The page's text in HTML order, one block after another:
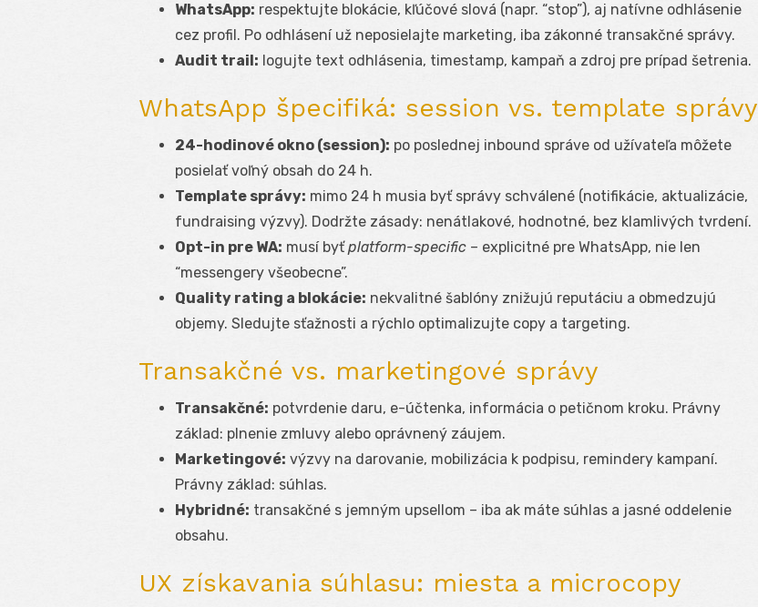
WhatsApp: respektujte blokácie, kľúčové slová (napr. “stop”), aj natívne odhlásenie
cez profil. Po odhlásení už neposielajte marketing, iba zákonné transakčné správy.
Audit trail: logujte text odhlásenia, timestamp, kampaň a zdroj pre prípad šetrenia.
WhatsApp špecifiká: session vs. template správy
24-hodinové okno (session): po poslednej inbound správe od užívateľa môžete
posielať voľný obsah do 24 h.
Template správy: mimo 24 h musia byť správy schválené (notifikácie, aktualizácie,
fundraising výzvy). Dodržte zásady: nenátlakové, hodnotné, bez klamlivých tvrdení.
Opt-in pre WA: musí byťplatform-specific – explicitné pre WhatsApp, nie len
“messengery všeobecne”.
Quality rating a blokácie: nekvalitné šablóny znižujú reputáciu a obmedzujú
objemy. Sledujte sťažnosti a rýchlo optimalizujte copy a targeting.
Transakčné vs. marketingové správy
Transakčné: potvrdenie daru, e-účtenka, informácia o petičnom kroku. Právny
základ: plnenie zmluvy alebo oprávnený záujem.
Marketingové: výzvy na darovanie, mobilizácia k podpisu, remindery kampaní.
Právny základ: súhlas.
Hybridné: transakčné s jemným upsellom – iba ak máte súhlas a jasné oddelenie
obsahu.
UX získavania súhlasu: miesta a microcopy